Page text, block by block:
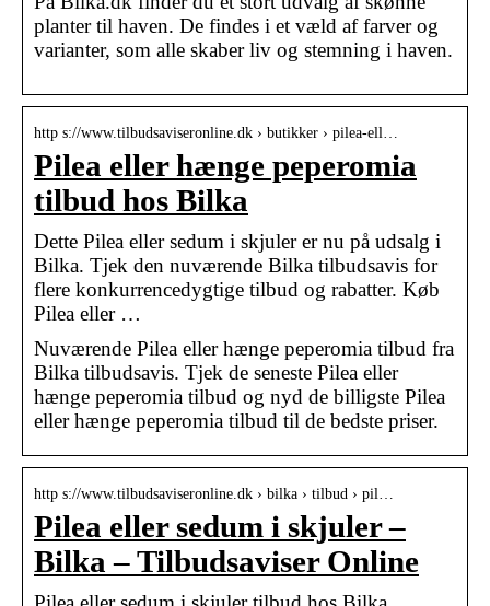
planter til haven. De findes i et væld af farver og
varianter, som alle skaber liv og stemning i haven.
http s://www.tilbudsaviseronline.dk › butikker › pilea-ell…
Pilea eller hænge peperomia
tilbud hos Bilka
Dette Pilea eller sedum i skjuler er nu på udsalg i
Bilka. Tjek den nuværende Bilka tilbudsavis for
flere konkurrencedygtige tilbud og rabatter. Køb
Pilea eller …
Nuværende Pilea eller hænge peperomia tilbud fra
Bilka tilbudsavis. Tjek de seneste Pilea eller
hænge peperomia tilbud og nyd de billigste Pilea
eller hænge peperomia tilbud til de bedste priser.
http s://www.tilbudsaviseronline.dk › bilka › tilbud › pil…
Pilea eller sedum i skjuler –
Bilka – Tilbudsaviser Online